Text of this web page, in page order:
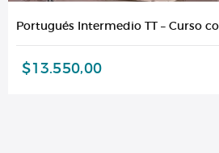
Portugués Intermedio TT – Curso
$13.550,00